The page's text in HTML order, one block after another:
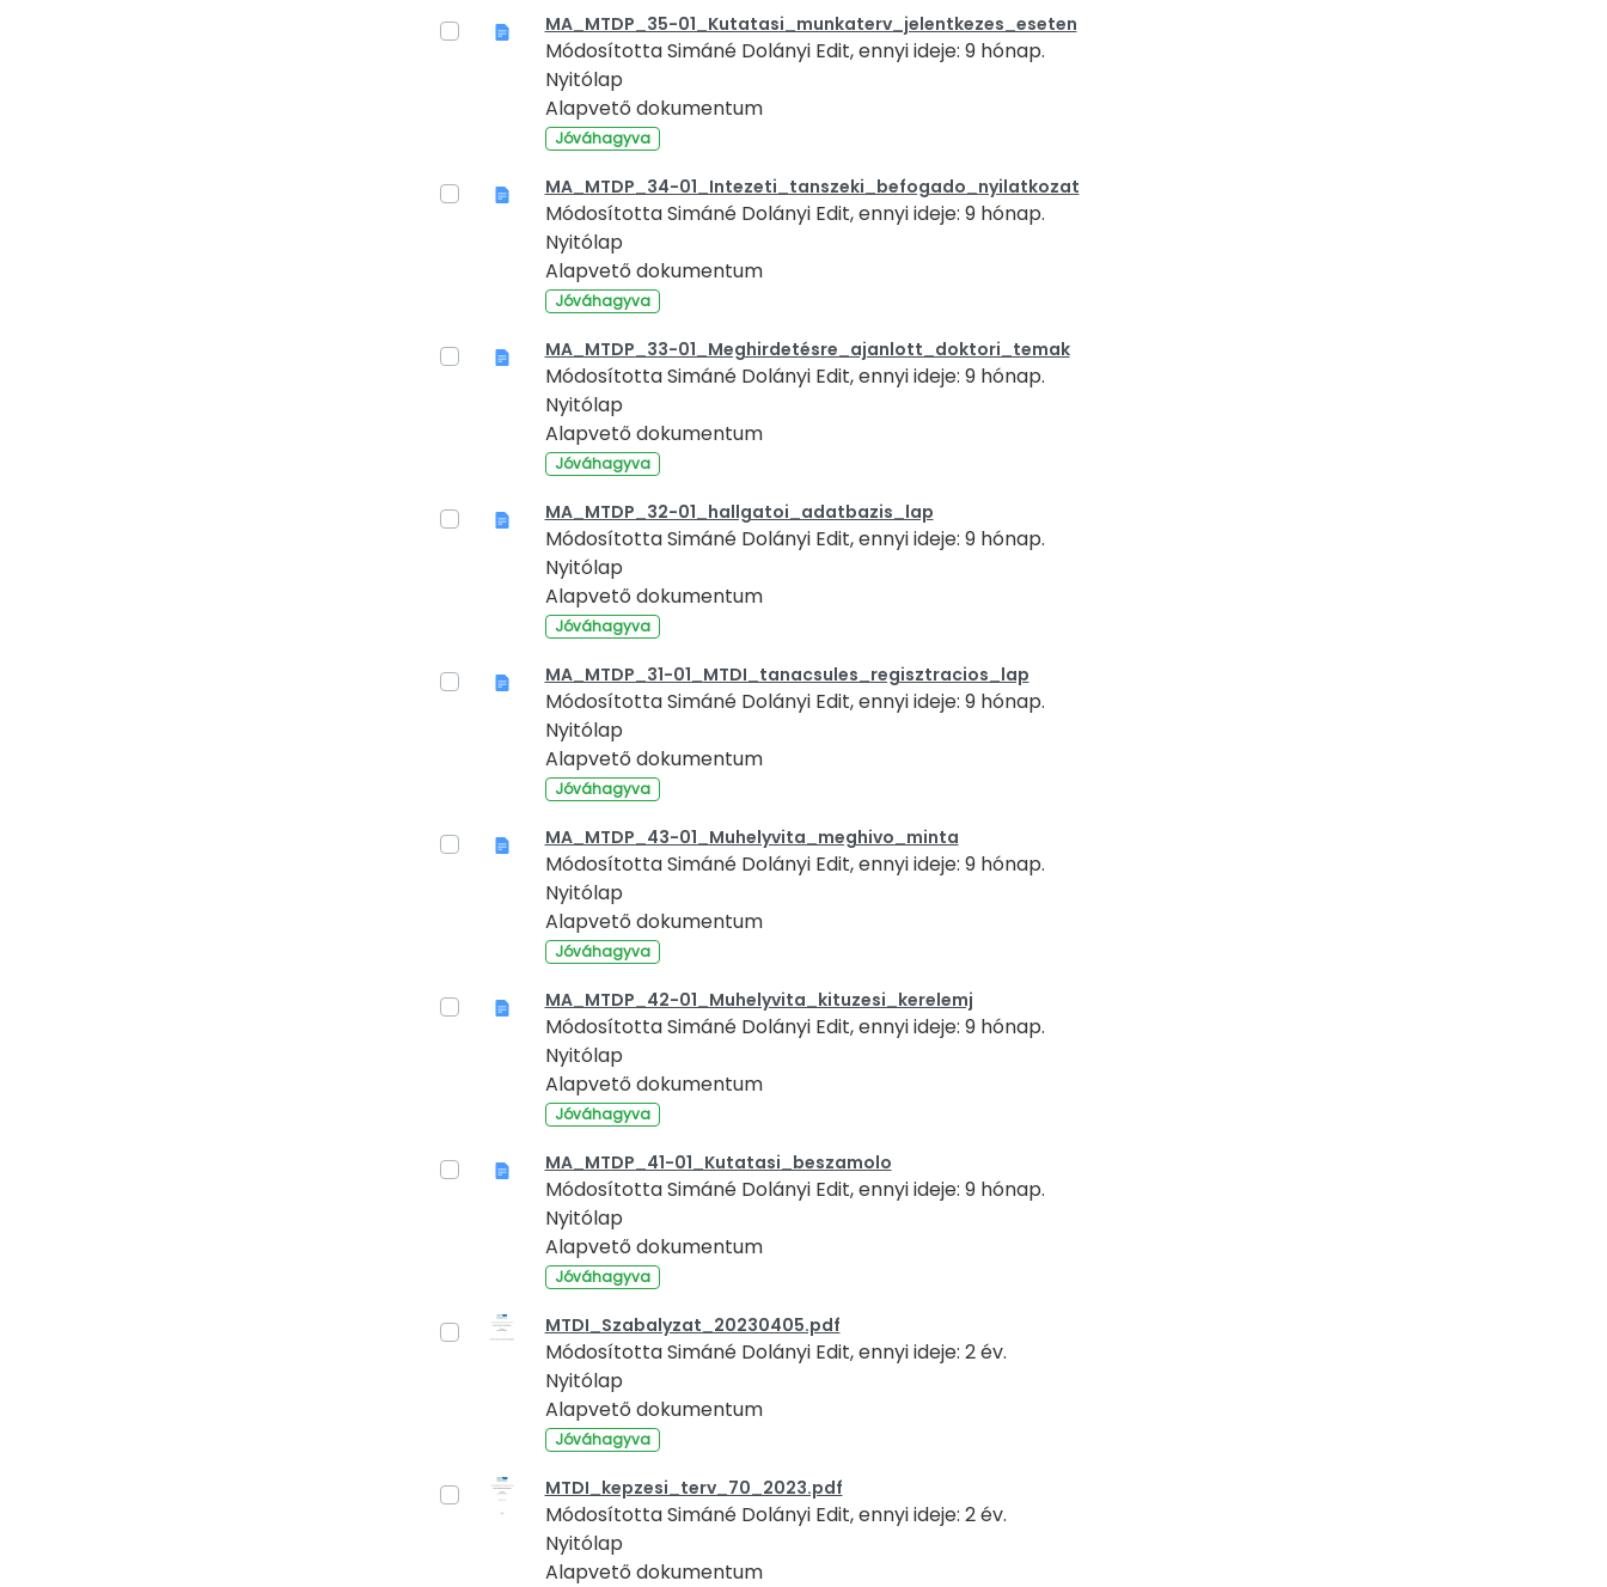
MA_MTDP_35-01_Kutatasi_munkaterv_jelentkezes_eseten
Módosította Simáné Dolányi Edit, ennyi ideje: 9 hónap.
Nyitólap
Alapvető dokumentum
Jóváhagyva
MA_MTDP_34-01_Intezeti_tanszeki_befogado_nyilatkozat
Módosította Simáné Dolányi Edit, ennyi ideje: 9 hónap.
Nyitólap
Alapvető dokumentum
Jóváhagyva
MA_MTDP_33-01_Meghirdetésre_ajanlott_doktori_temak
Módosította Simáné Dolányi Edit, ennyi ideje: 9 hónap.
Nyitólap
Alapvető dokumentum
Jóváhagyva
MA_MTDP_32-01_hallgatoi_adatbazis_lap
Módosította Simáné Dolányi Edit, ennyi ideje: 9 hónap.
Nyitólap
Alapvető dokumentum
Jóváhagyva
MA_MTDP_31-01_MTDI_tanacsules_regisztracios_lap
Módosította Simáné Dolányi Edit, ennyi ideje: 9 hónap.
Nyitólap
Alapvető dokumentum
Jóváhagyva
MA_MTDP_43-01_Muhelyvita_meghivo_minta
Módosította Simáné Dolányi Edit, ennyi ideje: 9 hónap.
Nyitólap
Alapvető dokumentum
Jóváhagyva
MA_MTDP_42-01_Muhelyvita_kituzesi_kerelemj
Módosította Simáné Dolányi Edit, ennyi ideje: 9 hónap.
Nyitólap
Alapvető dokumentum
Jóváhagyva
MA_MTDP_41-01_Kutatasi_beszamolo
Módosította Simáné Dolányi Edit, ennyi ideje: 9 hónap.
Nyitólap
Alapvető dokumentum
Jóváhagyva
MTDI_Szabalyzat_20230405.pdf
Módosította Simáné Dolányi Edit, ennyi ideje: 2 év.
Nyitólap
Alapvető dokumentum
Jóváhagyva
MTDI_kepzesi_terv_70_2023.pdf
Módosította Simáné Dolányi Edit, ennyi ideje: 2 év.
Nyitólap
Alapvető dokumentum